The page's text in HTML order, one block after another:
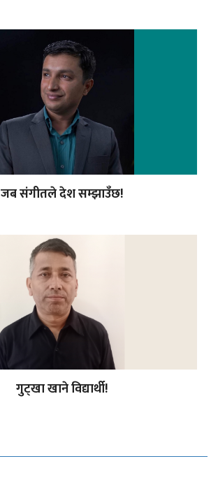
जब संगीतले देश सम्झाउँछ!
गुट्खा खाने विद्यार्थी!